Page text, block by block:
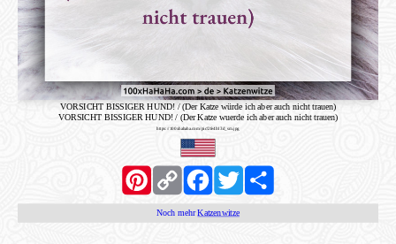
VORSICHT BISSIGER HUND! / (Der Katze würde ich aber auch nicht trauen)
VORSICHT BISSIGER HUND! / (Der Katze wuerde ich aber auch nicht trauen)
https://100xhahaha.com/pic!2fe4b13d_sm.jpg
PinterestCopy
Link
FacebookTwitter Share
Noch mehrKatzenwitze